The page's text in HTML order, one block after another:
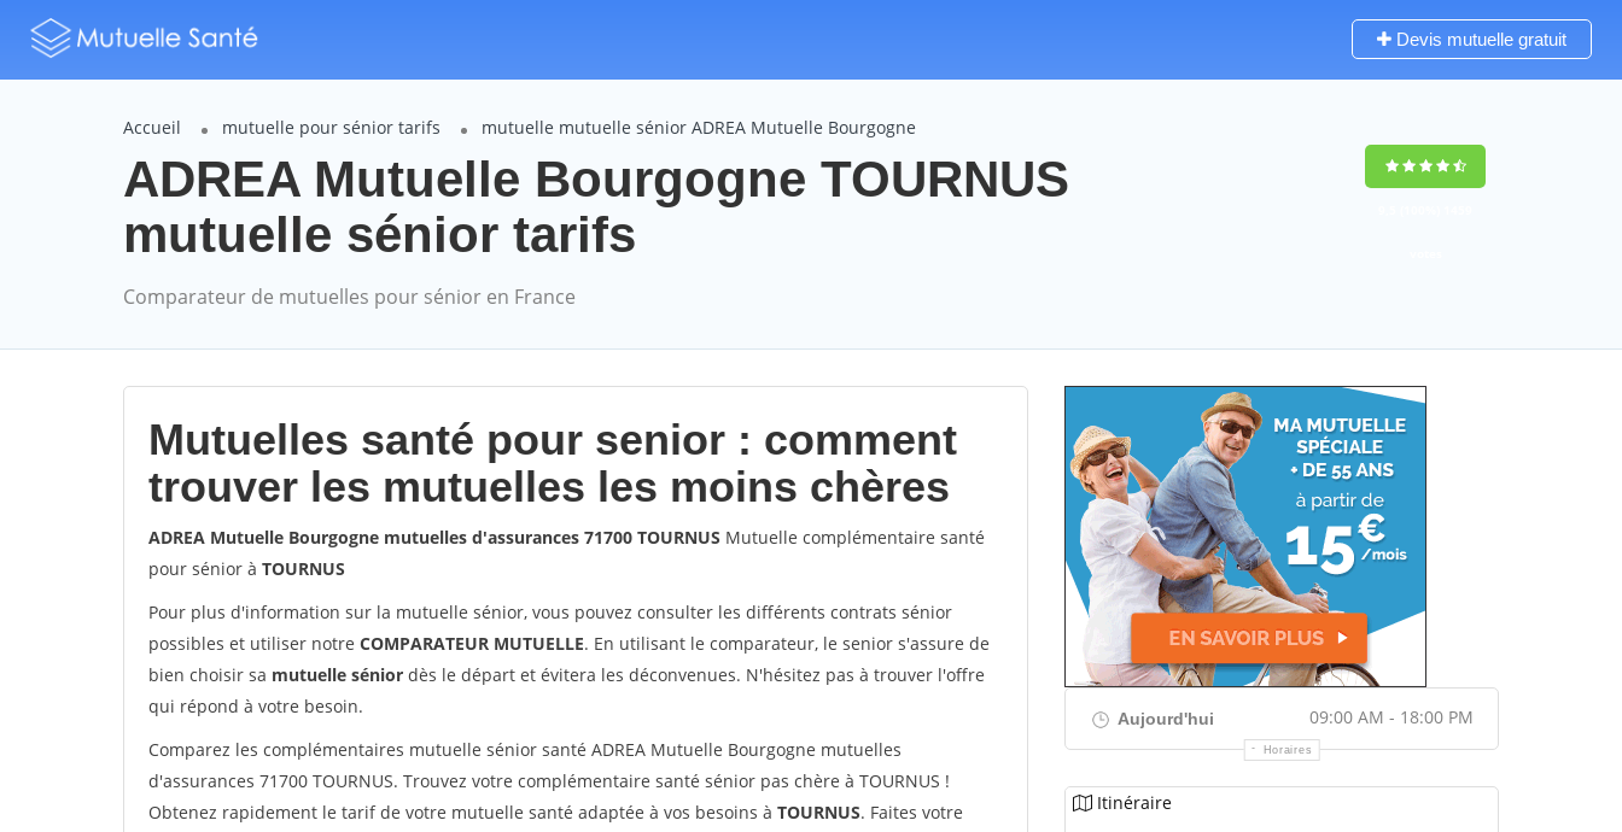
Devis mutuelle gratuit
Accueil mutuelle pour sénior tarifs mutuelle mutuelle sénior ADREA Mutuelle Bourgogne
ADREA Mutuelle Bourgogne TOURNUS
mutuelle sénior tarifs
Comparateur de mutuelles pour sénior en France
Mutuelles santé pour senior : comment
trouver les mutuelles les moins chères
ADREA Mutuelle Bourgogne mutuelles d'assurances 71700 TOURNUS Mutuelle complémentaire santé
pour sénior à TOURNUS
Pour plus d'information sur la mutuelle sénior, vous pouvez consulter les différents contrats sénior
possibles et utiliser notre COMPARATEUR MUTUELLE. En utilisant le comparateur, le senior s'assure de
bien choisir sa mutuelle sénior dès le départ et évitera les déconvenues. N'hésitez pas à trouver l'offre
qui répond à votre besoin.
Comparez les complémentaires mutuelle sénior santé ADREA Mutuelle Bourgogne mutuelles
d'assurances 71700 TOURNUS. Trouvez votre complémentaire santé sénior pas chère à TOURNUS !
Obtenez rapidement le tarif de votre mutuelle santé adaptée à vos besoins à TOURNUS. Faites votre
Aujourd'hui 09:00 AM - 18:00 PM
Horaires
Itinéraire